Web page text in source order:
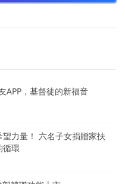
APP，基督徒的新福音
力量！ 六名子女捐贈家扶
循環